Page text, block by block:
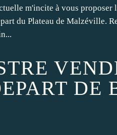
m'incite à vous proposer
du Plateau de Malzéville.
DE